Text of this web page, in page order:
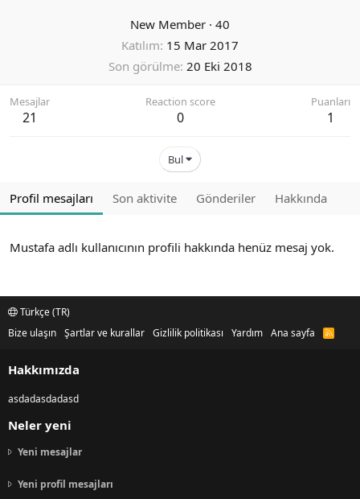
New Member · 40
Katılım 15 Mar 2017
Son görülme 20 Eki 2018
Mesajlar
21
Reaction score
0
Puanları
1
Bul
Profil mesajları Son aktivite Gönderiler Hakkında
Mustafa adlı kullanıcının profili hakkında henüz mesaj yok.
Türkçe (TR)
Bize ulaşın Şartlar ve kurallar Gizlilik politikası Yardım Ana sayfa
R
Hakkımızda
asdadasdadasd
Neler yeni
Yeni mesajlar
Yeni profil mesajları